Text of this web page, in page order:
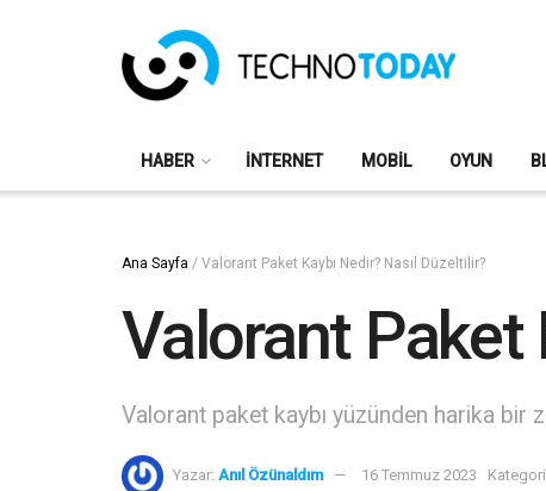
HABER İNTERNET MOBIL OYUN
Ana Sayfa / Valorant Paket Kaybı Nedir? Nasıl Düzeltilir?
Valorant Paket
Valorant paket kaybı yüzünden harika
Yazar: Anıl Özünaldım 16 Temmuz 2023